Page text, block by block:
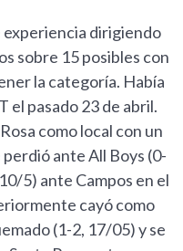
experiencia dirigiendo
sobre 15 posibles con
la categoría. Había
el pasado 23 de abril.
como local con un
ante All Boys (0-
5) ante Campos en el
cayó como
(1-2, 17/05) y se